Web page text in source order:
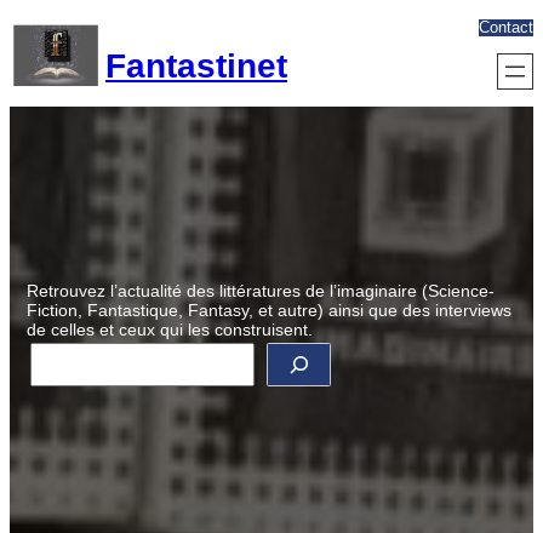
contenu
Fantastinet
Contact
Retrouvez l’actualité des littératures de l’imaginaire (Science-
Fiction, Fantastique, Fantasy, et autre) ainsi que des interviews
de celles et ceux qui les construisent.
R
c
h
r
r